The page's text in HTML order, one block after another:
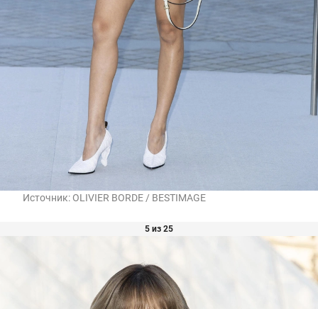
Источник: OLIVIER BORDE / BESTIMAGE
5 из 25